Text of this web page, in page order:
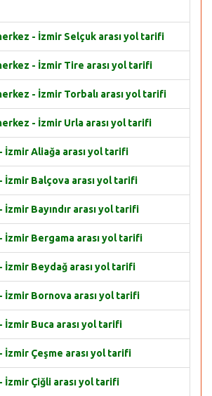
- İzmir Selçuk arası yol tarifi
- İzmir Tire arası yol tarifi
- İzmir Torbalı arası yol tarifi
- İzmir Urla arası yol tarifi
İzmir Aliağa arası yol tarifi
İzmir Balçova arası yol tarifi
Bayındır arası yol tarifi
İzmir Bergama arası yol tarifi
İzmir Beydağ arası yol tarifi
İzmir Bornova arası yol tarifi
Buca arası yol tarifi
Çeşme arası yol tarifi
Çiğli arası yol tarifi